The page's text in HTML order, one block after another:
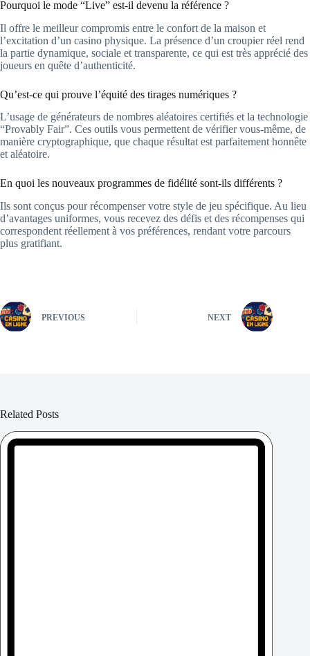
Pourquoi le mode “Live” est-il devenu la référence ?
Il offre le meilleur compromis entre le confort de la maison et
l’excitation d’un casino physique. La présence d’un croupier réel rend
la partie dynamique, sociale et transparente, ce qui est très apprécié des
joueurs en quête d’authenticité.
Qu’est-ce qui prouve l’équité des tirages numériques ?
L’usage de générateurs de nombres aléatoires certifiés et la technologie
“Provably Fair”. Ces outils vous permettent de vérifier vous-même, de
manière cryptographique, que chaque résultat est parfaitement honnête
et aléatoire.
En quoi les nouveaux programmes de fidélité sont-ils différents ?
Ils sont conçus pour récompenser votre style de jeu spécifique. Au lieu
d’avantages uniformes, vous recevez des défis et des récompenses qui
correspondent réellement à vos préférences, rendant votre parcours
plus gratifiant.
PREVIOUS NEXT
Related Posts